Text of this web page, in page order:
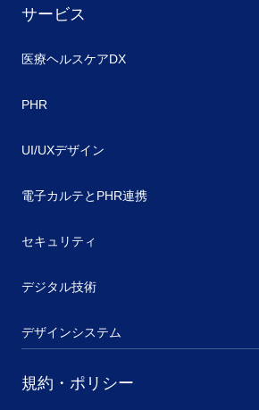
サービス
医療ヘルスケアDX
PHR
UI/UXデザイン
電子カルテとPHR連携
セキュリティ
デジタル技術
デザインシステム
規約・ポリシー